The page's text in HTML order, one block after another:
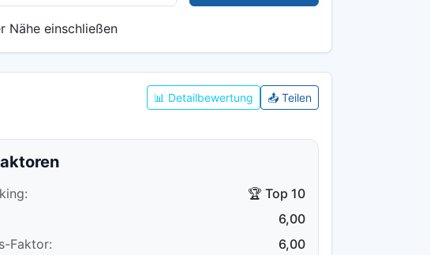
Nähe einschließen
📊 Detailbewertung 📤 Teilen
🏆 Top 10
6,00
Faktor:
6,00